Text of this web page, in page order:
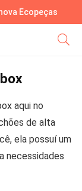
Ecopeças
aqui no
de alta
ela possuí um
necessidades